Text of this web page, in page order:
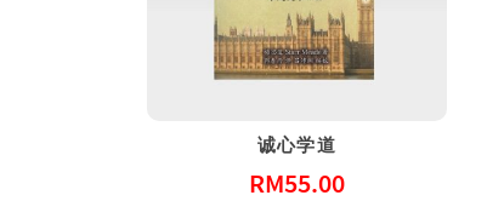
诚心学道
RM55.00